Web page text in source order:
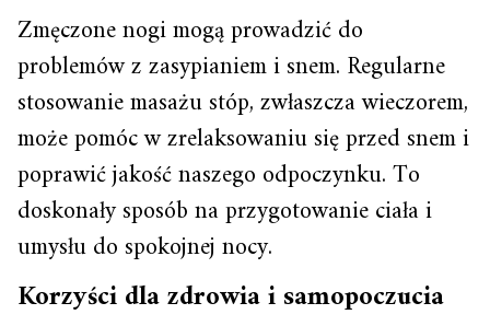
Zmęczone nogi mogą prowadzić do
problemów z zasypianiem i snem. Regularne
stosowanie masażu stóp, zwłaszcza wieczorem,
może pomóc w zrelaksowaniu się przed snem i
poprawić jakość naszego odpoczynku. To
doskonały sposób na przygotowanie ciała i
umysłu do spokojnej nocy.
Korzyści dla zdrowia i samopoczucia